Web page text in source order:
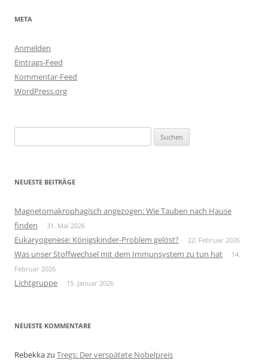
META
Anmelden
Eintrags-Feed
Kommentar-Feed
WordPress.org
nach:
NEUESTE BEITRÄGE
Magnetomakrophagisch angezogen: Wie Tauben nach Hause
finden
31. Mai 2026
Eukaryogenese: Königskinder-Problem gelöst? 22. Februar 2026
Was unser Stoffwechsel mit dem Immunsystem zu tun hat
14.
Februar 2026
Lichtgruppe 15. Januar 2026
NEUESTE KOMMENTARE
Rebekkazu Tregs: Der verspätete Nobelpreis